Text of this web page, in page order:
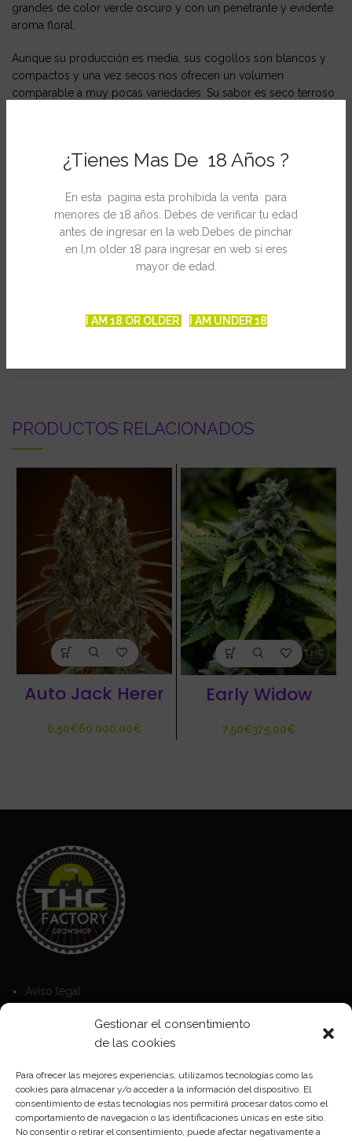
¿Tienes Mas De 18 Años ?
En esta pagina esta prohibida la venta para
menores de 18 años. Debes de verificar tu edad
antes de ingresar en la web.Debes de pinchar
en I,m older 18 para ingresar en web si eres
mayor de edad.
I AM 18 OR OLDER I AM UNDER 18
Gestionar el consentimiento
de las cookies
Para ofrecer las mejores experiencias, utilizamos tecnologías como las
cookies para almacenar y/o acceder a la información del dispositivo. El
consentimiento de estas tecnologías nos permitirá procesar datos como el
comportamiento de navegación o las identificaciones únicas en este sitio.
No consentir o retirar el consentimiento, puede afectar negativamente a
grandes de color verde oscuro y con un penetrante y evidente
aroma floral.
Aunque su producción es media, sus cogollos son blancos y
compactos y una vez secos nos ofrecen un volumen
comparable a muy pocas variedades. Su sabor es seco terroso
Floración exterior: finales septiembre, primeros de octubre
Floración interior: 52-58 Días
Producción: 400/450 gr/m2
PRODUCTOS RELACIONADOS
Auto Jack Herer
€ €
Early Widow
€ €
Aviso legal
Política de Cookies
Política de privacidad
Formas de pago
Plazos y condiciones de envio